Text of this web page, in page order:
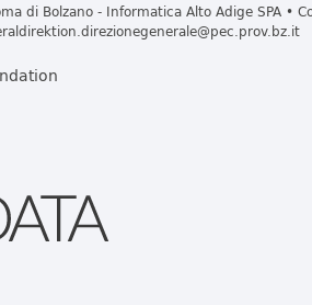
di Bolzano - Informatica Alto Adige SPA •